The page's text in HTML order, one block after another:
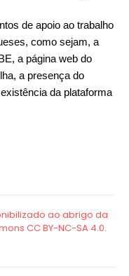
de apoio ao trabalho
como sejam, a
a página web do
a presença do
da plataforma